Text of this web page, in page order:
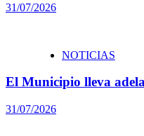
31/07/2026
NOTICIAS
El Municipio lleva
31/07/2026